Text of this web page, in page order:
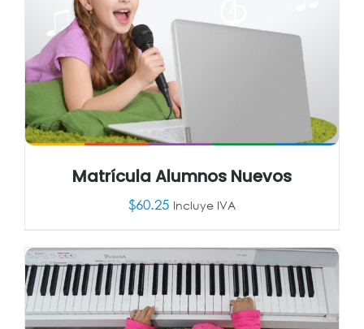
AÑADIR AL CARRITO DETALLES
Matrícula Alumnos Nuevos
$60.25 Incluye IVA